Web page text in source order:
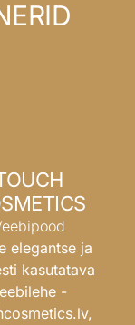
elegantse ja
kasutatava
-
,